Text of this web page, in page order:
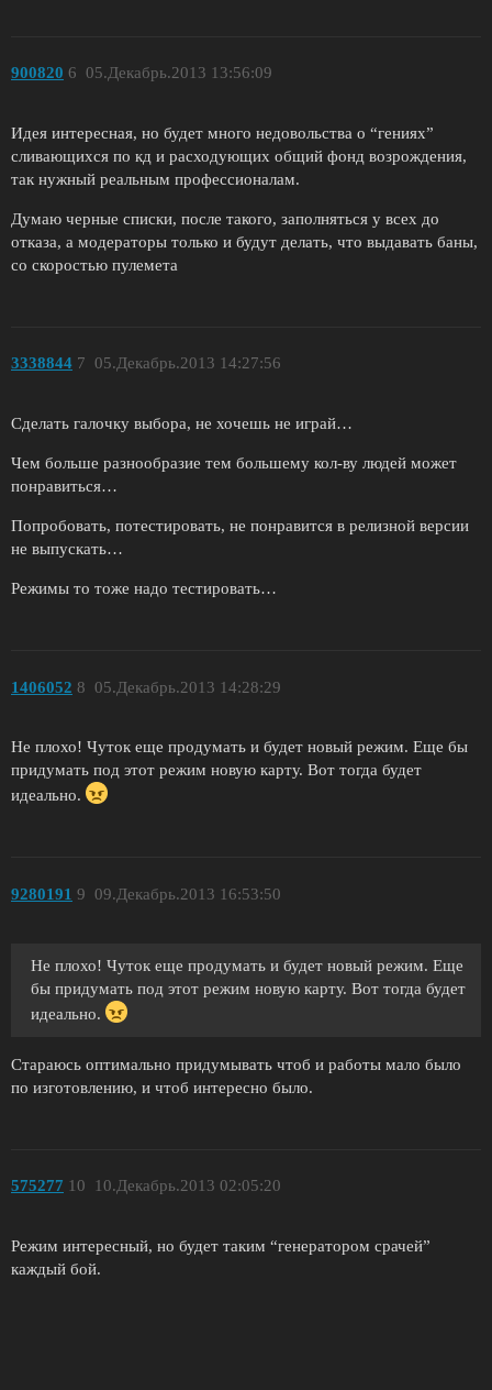
900820 05.Декабрь.2013 13:56:09
6
Идея интересная, но будет много недовольства о “гениях”
сливающихся по кд и расходующих общий фонд возрождения,
так нужный реальным профессионалам.
Думаю черные списки, после такого, заполняться у всех до
отказа, а модераторы только и будут делать, что выдавать баны,
со скоростью пулемета
3338844 05.Декабрь.2013 14:27:56
7
Сделать галочку выбора, не хочешь не играй…
Чем больше разнообразие тем большему кол-ву людей может
понравиться…
Попробовать, потестировать, не понравится в релизной версии
не выпускать…
Режимы то тоже надо тестировать…
1406052 05.Декабрь.2013 14:28:29
8
Не плохо! Чуток еще продумать и будет новый режим. Еще бы
придумать под этот режим новую карту. Вот тогда будет
идеально.
9280191 09.Декабрь.2013 16:53:50
9
Не плохо! Чуток еще продумать и будет новый режим. Еще
бы придумать под этот режим новую карту. Вот тогда будет
идеально.
Стараюсь оптимально придумывать чтоб и работы мало было
по изготовлению, и чтоб интересно было.
575277 10.Декабрь.2013 02:05:20
10
Режим интересный, но будет таким “генератором срачей”
каждый бой.